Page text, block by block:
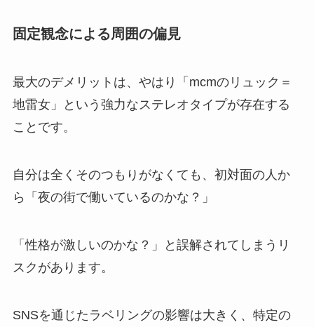
固定観念による周囲の偏見
最大のデメリットは、やはり「mcmのリュック＝
地雷女」という強力なステレオタイプが存在する
ことです。
自分は全くそのつもりがなくても、初対面の人か
ら「夜の街で働いているのかな？」
「性格が激しいのかな？」と誤解されてしまうリ
スクがあります。
SNSを通じたラベリングの影響は大きく、特定の